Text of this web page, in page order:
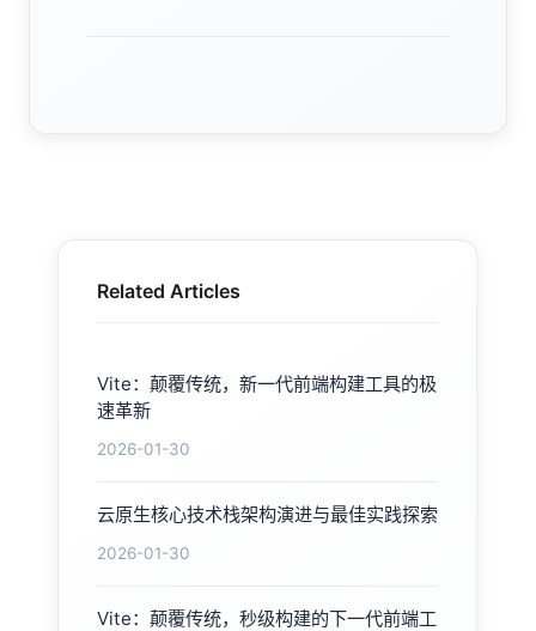
Related Articles
Vite：颠覆传统，新一代前端构建工具的极
速革新
2026-01-30
云原生核心技术栈架构演进与最佳实践探索
2026-01-30
Vite：颠覆传统，秒级构建的下一代前端工